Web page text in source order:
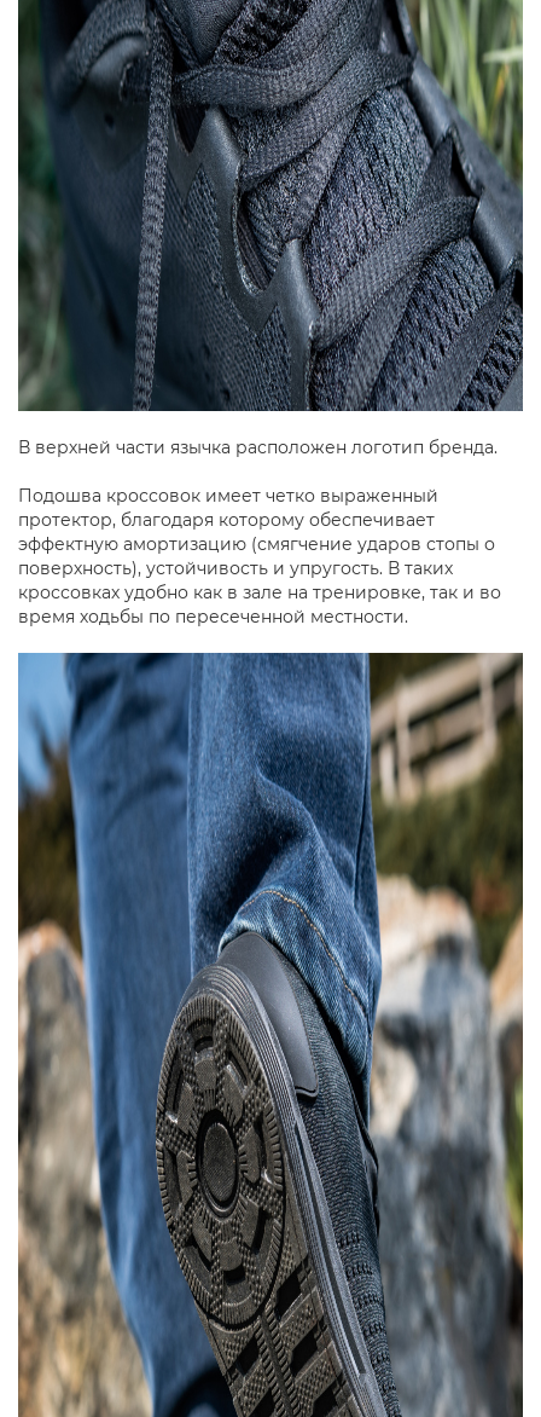
В верхней части язычка расположен логотип бренда.
Подошва кроссовок имеет четко выраженный
протектор, благодаря которому обеспечивает
эффектную амортизацию (смягчение ударов стопы о
поверхность), устойчивость и упругость. В таких
кроссовках удобно как в зале на тренировке, так и во
время ходьбы по пересеченной местности.